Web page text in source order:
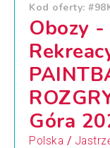
Kod oferty:
Obozy
Góra
Polska /